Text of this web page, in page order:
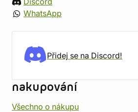
WhatsApp
Přidej se na Discord!
nakupování
Všechno o nákupu